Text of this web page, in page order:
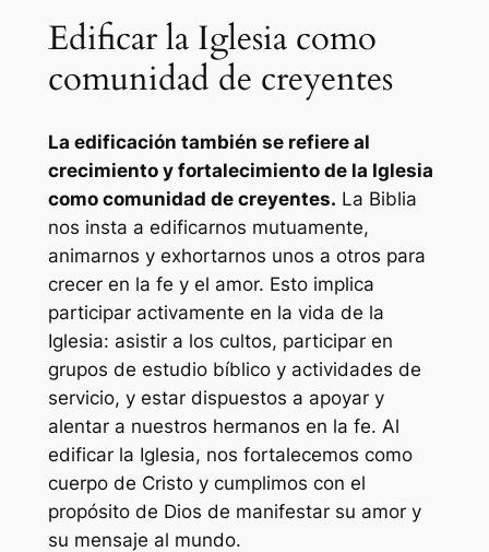
Edificar la Iglesia como
comunidad de creyentes
La edificación también se refiere al
crecimiento y fortalecimiento de la Iglesia
como comunidad de creyentes. La Biblia
nos insta a edificarnos mutuamente,
animarnos y exhortarnos unos a otros para
crecer en la fe y el amor. Esto implica
participar activamente en la vida de la
Iglesia: asistir a los cultos, participar en
grupos de estudio bíblico y actividades de
servicio, y estar dispuestos a apoyar y
alentar a nuestros hermanos en la fe. Al
edificar la Iglesia, nos fortalecemos como
cuerpo de Cristo y cumplimos con el
propósito de Dios de manifestar su amor y
su mensaje al mundo.